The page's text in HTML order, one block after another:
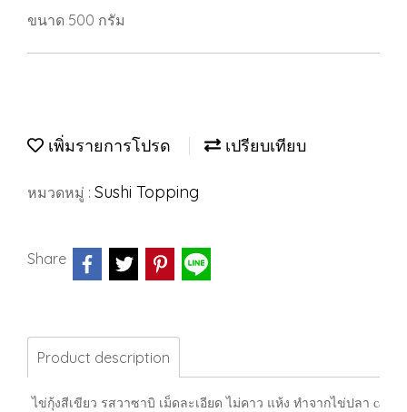
ขนาด 500 กรัม
เพิ่มรายการโปรด เปรียบเทียบ
หมวดหมู่ : Sushi Topping
Share
Product description
ไข่กุ้งสีเขียว รสวาซาบิ เม็ดละเอียด ไม่คาว แห้ง ทำจากไข่ปลา